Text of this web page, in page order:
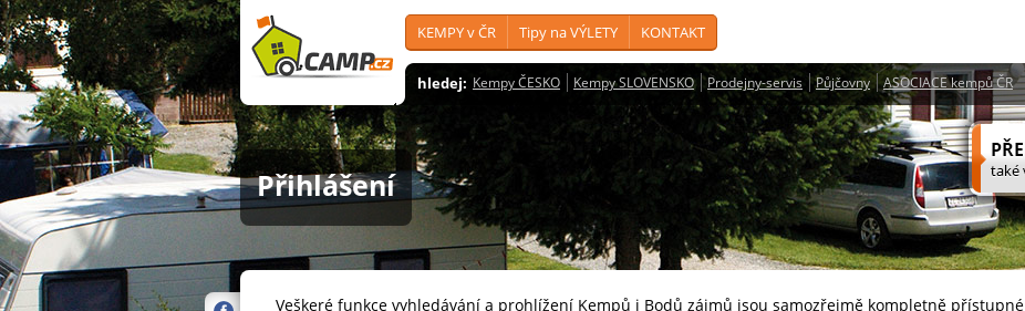
KEMPY v ČR Tipy na VÝLETY KONTAKT
hledej: Kempy ČESKO Kempy SLOVENSKO Prodejny-servis Půjčovny ASOCIACE kempů ČR
Přihlášení
Veškeré funkce vyhledávání a prohlížení Kempů i Bodů zájmů jsou samozřejmě kompletně přístupné